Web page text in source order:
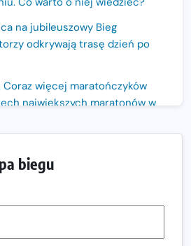
na jubileuszowy Bieg
odkrywają trasę dzień po
Coraz więcej maratończyków
największych maratonów w
Warszawskiego w historii.
pobiegło dla Bohaterów!
które warto włączyć do
biegu